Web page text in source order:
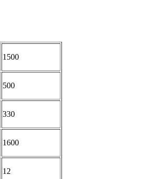
1500
500
330
1600
12